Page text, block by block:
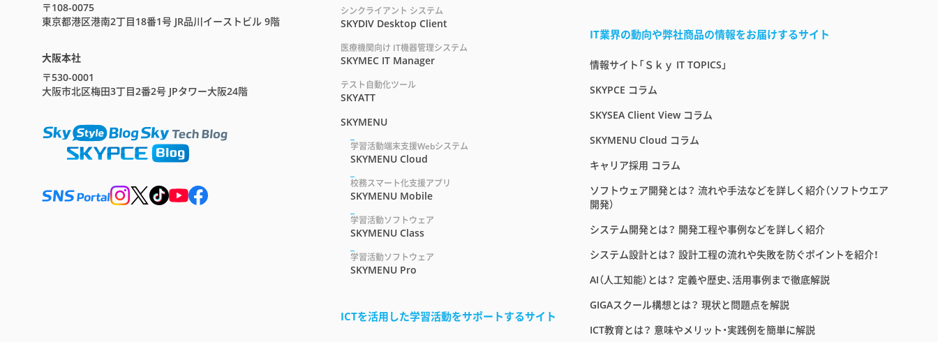
〒108-0075
東京都港区港南2丁目18番1号 JR品川イーストビル 9階
大阪本社
〒530-0001
大阪市北区梅田3丁目2番2号 JPタワー大阪24階
シンクライアント システム
SKYDIV Desktop Client
医療機関向け IT機器管理システム
SKYMEC IT Manager
テスト自動化ツール
SKYATT
SKYMENU
学習活動端末支援Webシステム
SKYMENU Cloud
校務スマート化支援アプリ
SKYMENU Mobile
学習活動ソフトウェア
SKYMENU Class
学習活動ソフトウェア
SKYMENU Pro
ICTを活用した学習活動をサポートするサイト
IT業界の動向や弊社商品の情報をお届けするサイト
情報サイト「Ｓｋｙ IT TOPICS」
SKYPCE コラム
SKYSEA Client View コラム
SKYMENU Cloud コラム
キャリア採用 コラム
ソフトウェア開発とは？ 流れや手法などを詳しく紹介（ソフトウエア
開発）
システム開発とは？ 開発工程や事例などを詳しく紹介
システム設計とは？ 設計工程の流れや失敗を防ぐポイントを紹介！
AI（人工知能）とは？ 定義や歴史、活用事例まで徹底解説
GIGAスクール構想とは？ 現状と問題点を解説
ICT教育とは？ 意味やメリット・実践例を簡単に解説